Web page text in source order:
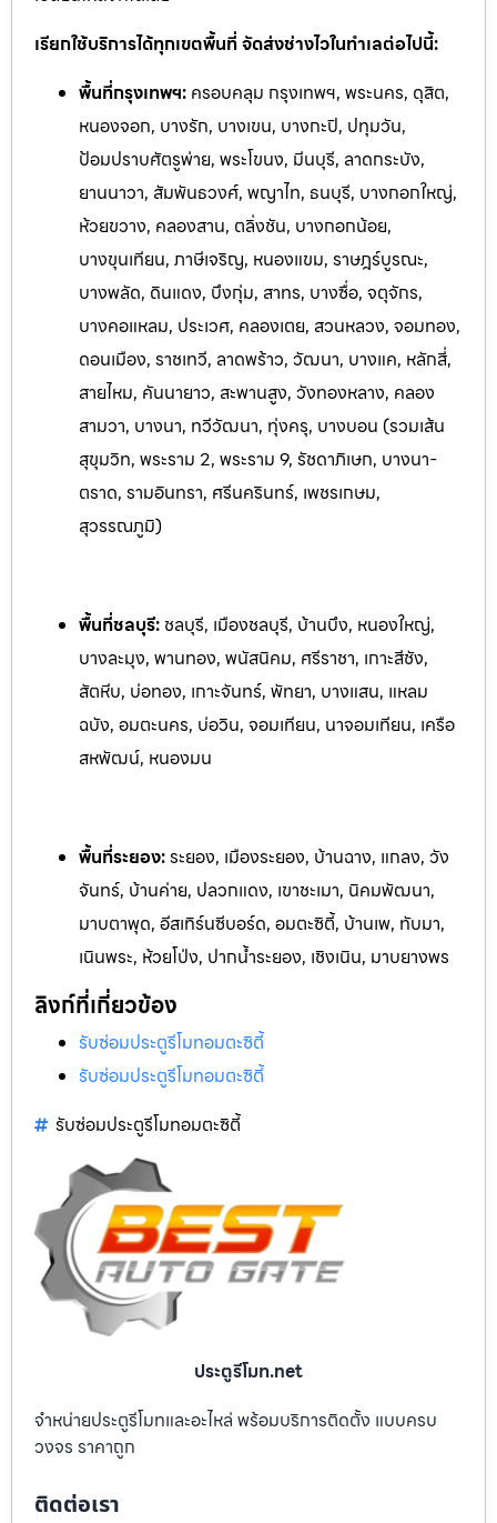
เรียกใช้บริการได้ทุกเขตพื้นที่ จัดส่งช่างไวในทำเลต่อไปนี้:
พื้นที่กรุงเทพฯ: ครอบคลุม กรุงเทพฯ, พระนคร, ดุสิต,
หนองจอก, บางรัก, บางเขน, บางกะปิ, ปทุมวัน,
ป้อมปราบศัตรูพ่าย, พระโขนง, มีนบุรี, ลาดกระบัง,
ยานนาวา, สัมพันธวงศ์, พญาไท, ธนบุรี, บางกอกใหญ่,
ห้วยขวาง, คลองสาน, ตลิ่งชัน, บางกอกน้อย,
บางขุนเทียน, ภาษีเจริญ, หนองแขม, ราษฎร์บูรณะ,
บางพลัด, ดินแดง, บึงกุ่ม, สาทร, บางซื่อ, จตุจักร,
บางคอแหลม, ประเวศ, คลองเตย, สวนหลวง, จอมทอง,
ดอนเมือง, ราชเทวี, ลาดพร้าว, วัฒนา, บางแค, หลักสี่,
สายไหม, คันนายาว, สะพานสูง, วังทองหลาง, คลอง
สามวา, บางนา, ทวีวัฒนา, ทุ่งครุ, บางบอน (รวมเส้น
สุขุมวิท, พระราม 2, พระราม 9, รัชดาภิเษก, บางนา-
ตราด, รามอินทรา, ศรีนครินทร์, เพชรเกษม,
สุวรรณภูมิ)
พื้นที่ชลบุรี: ชลบุรี, เมืองชลบุรี, บ้านบึง, หนองใหญ่,
บางละมุง, พานทอง, พนัสนิคม, ศรีราชา, เกาะสีชัง,
สัตหีบ, บ่อทอง, เกาะจันทร์, พัทยา, บางแสน, แหลม
ฉบัง, อมตะนคร, บ่อวิน, จอมเทียน, นาจอมเทียน, เครือ
สหพัฒน์, หนองมน
พื้นที่ระยอง:ระยอง, เมืองระยอง, บ้านฉาง, แกลง, วัง
จันทร์, บ้านค่าย, ปลวกแดง, เขาชะเมา, นิคมพัฒนา,
มาบตาพุด, อีสเทิร์นซีบอร์ด, อมตะซิตี้, บ้านเพ, ทับมา,
เนินพระ, ห้วยโป่ง, ปากน้ำระยอง, เชิงเนิน, มาบยางพร
ลิงก์ที่เกี่ยวข้อง
รับซ่อมประตูรีโมทอมตะซิตี้
รับซ่อมประตูรีโมทอมตะซิตี้
รับซ่อมประตูรีโมทอมตะซิตี้
ประตูรีโมท.net
จำหน่ายประตูรีโมทและอะไหล่ พร้อมบริการติดตั้ง แบบครบ
วงจร ราคาถูก
ติดต่อเรา